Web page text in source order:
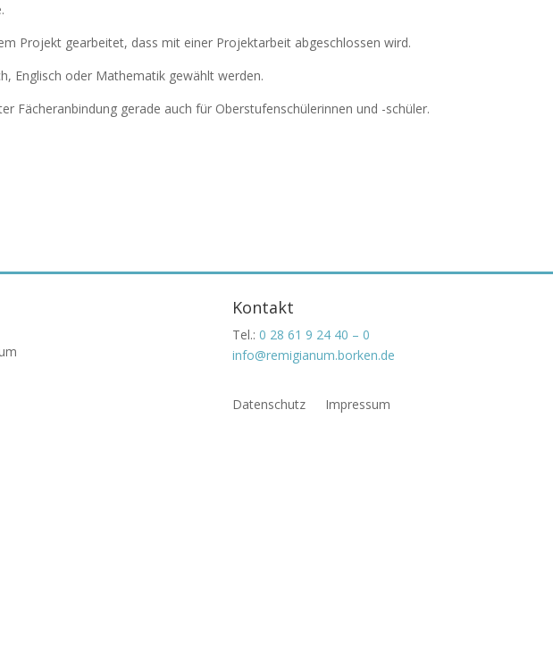
Projekt gearbeitet, dass mit einer Projektarbeit abgeschlossen wird.
Englisch oder Mathematik gewählt werden.
Fächeranbindung gerade auch für Oberstufenschülerinnen und -schüler.
Kontakt
Tel.:0 28 61 9 24 40 – 0
info@remigianum.borken.de
Datenschutz Impressum